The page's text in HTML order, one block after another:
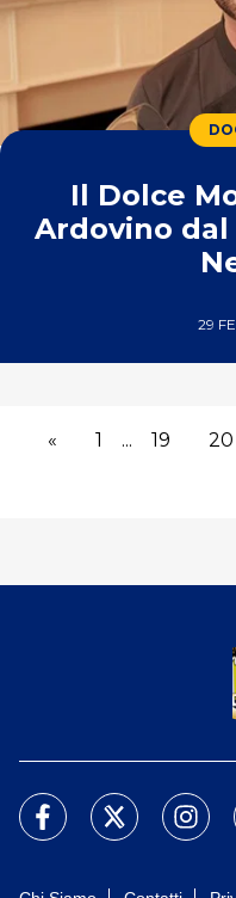
Il Dolce
Ardovino dal
29
« 1 ... 19 20